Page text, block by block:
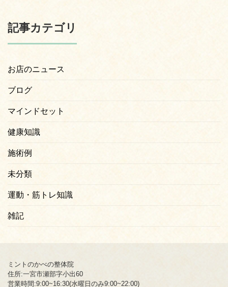
記事カテゴリ
お店のニュース
ブログ
マインドセット
健康知識
施術例
未分類
運動・筋トレ知識
雑記
ミントのかべの整体院
住所:一宮市瀬部字小出60
営業時間:9:00~16:30(水曜日のみ9:00~22:00)